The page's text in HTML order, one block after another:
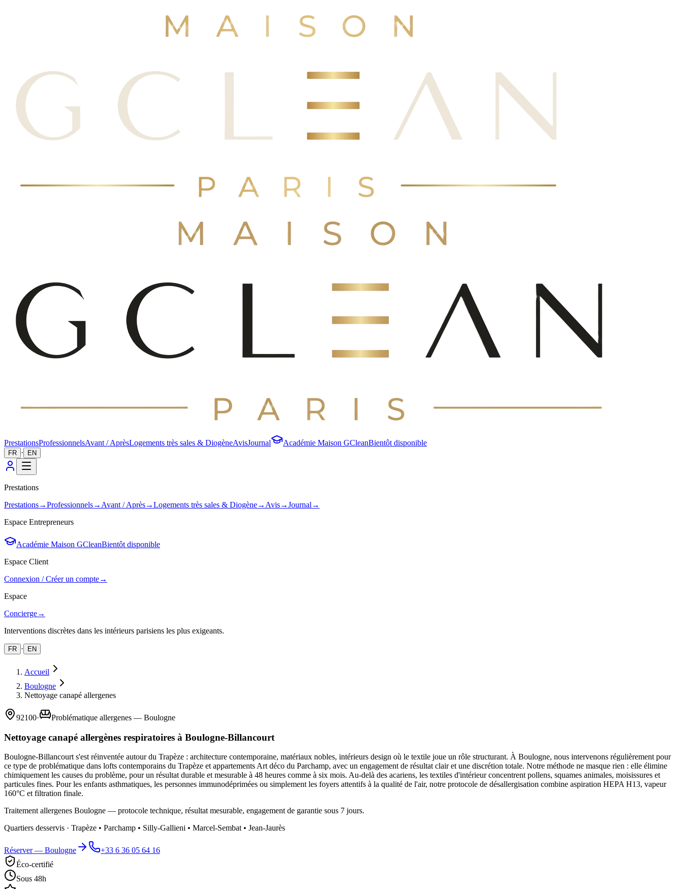
PrestationsProfessionnelsAvant / AprèsLogements très sales & DiogèneAvisJournal Académie Maison GCleanBientôt disponible
FR · EN
Prestations
Prestations→Professionnels→ Avant / Après→Logements très sales & Diogène→ Avis→Journal →
Espace Entrepreneurs
Académie Maison GCleanBientôt disponible
Espace Client
Connexion / Créer un compte→
Espace
Concierge→
Interventions discrètes dans les intérieurs parisiens les plus exigeants.
FR · EN
Accueil
Boulogne
Nettoyage canapé allergenes
92100· Problématique allergenes — Boulogne
Nettoyage canapé allergènes respiratoires à Boulogne-Billancourt
Boulogne-Billancourt s'est réinventée autour du Trapèze : architecture contemporaine, matériaux nobles, intérieurs design où le textile joue un rôle structurant. À Boulogne, nous intervenons régulièrement pour
ce type de problématique dans lofts contemporains du Trapèze et appartements Art déco du Parchamp, avec un engagement de résultat clair et une discrétion totale. Notre méthode ne masque rien : elle élimine
chimiquement les causes du problème, pour un résultat durable et mesurable à 48 heures comme à six mois. Au-delà des acariens, les textiles d'intérieur concentrent pollens, squames animales, moisissures et
particules fines. Pour les enfants asthmatiques, les personnes immunodéprimées ou simplement les foyers attentifs à la qualité de l'air, notre protocole de désallergisation combine aspiration HEPA H13, vapeur
160°C et filtration finale.
Traitement allergenes Boulogne — protocole technique, résultat mesurable, engagement de garantie sous 7 jours.
Quartiers desservis · Trapèze • Parchamp • Silly-Gallieni • Marcel-Sembat • Jean-Jaurès
Réserver — Boulogne
+33 6 36 05 64 16
Éco-certifié
Sous 48h